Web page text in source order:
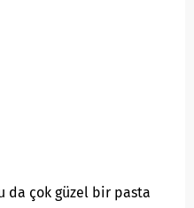
da çok güzel bir pasta